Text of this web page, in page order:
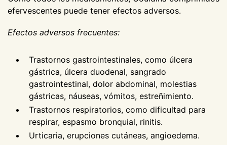
efervescentes puede tener efectos adversos.
Efectos adversos frecuentes:
Trastornos gastrointestinales, como úlcera
gástrica, úlcera duodenal, sangrado
gastrointestinal, dolor abdominal, molestias
gástricas, náuseas, vómitos, estreñimiento.
Trastornos respiratorios, como dificultad para
respirar, espasmo bronquial, rinitis.
Urticaria, erupciones cutáneas, angioedema.